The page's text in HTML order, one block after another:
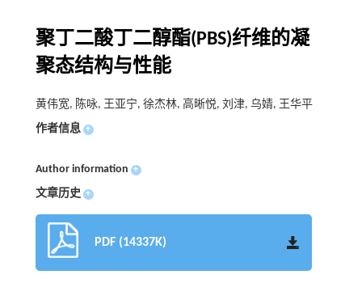
聚丁二酸丁二醇酯(PBS)纤维的凝
聚态结构与性能
黄伟宽, 陈咏, 王亚宁, 徐杰林, 高晰悦, 刘津, 乌婧, 王华平
作者信息 +
Author information +
文章历史 +
PDF (14337K)